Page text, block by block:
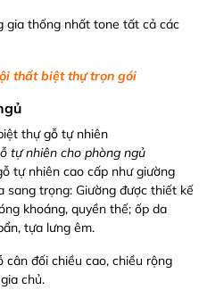
gia thống nhất tone tất cả các
thất biệt thự trọn gói
tự nhiên cho phòng ngủ
tự nhiên cao cấp như giường
sang trọng: Giường được thiết kế
khoáng, quyền thế; ốp da
tựa lưng êm.
cân đối chiều cao, chiều rộng
chủ.